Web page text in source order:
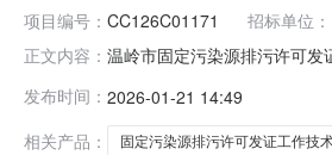
项目编号： CC126C01171 招标单位：
正文内容： 温岭市固定污染源排污许可
量预算金额（元）简要规格
（一）投标人的基本资格条件
发布时间： 2026-01-21 14:49
相关产品：
固定污染源排污许可发证工作技